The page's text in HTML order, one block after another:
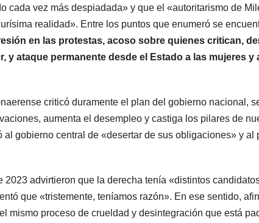
cada vez más despiadada» y que el «autoritarismo de
realidad». Entre los puntos que enumeró se
en las protestas, acoso sobre quienes critican,
y ataque permanente desde el Estado a las mujeres y
criticó duramente el plan del gobierno nacional,
aumenta el desempleo y castiga los pilares de
al gobierno central de «desertar de sus obligaciones» y al
2023 advirtieron que la derecha tenía «distintos
que «tristemente, teníamos razón». En ese sentido,
mismo proceso de crueldad y desintegración que está